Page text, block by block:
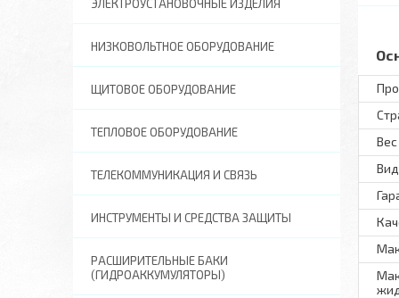
Вес
ЭЛЕКТРОУСТАНОВОЧНЫЕ ИЗДЕЛИЯ
НИЗКОВОЛЬТНОЕ ОБОРУДОВАНИЕ
ЩИТОВОЕ ОБОРУДОВАНИЕ
ТЕПЛОВОЕ ОБОРУДОВАНИЕ
ТЕЛЕКОММУНИКАЦИЯ И СВЯЗЬ
ИНСТРУМЕНТЫ И СРЕДСТВА ЗАЩИТЫ
РАСШИРИТЕЛЬНЫЕ БАКИ
(ГИДРОАККУМУЛЯТОРЫ)